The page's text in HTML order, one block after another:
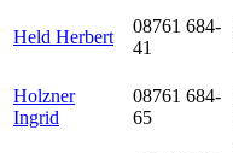
Held Herbert
08761 684-
41
Holzner
Ingrid
08761 684-
65